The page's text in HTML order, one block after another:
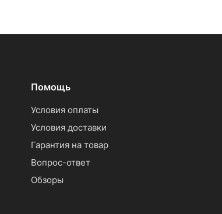
Помощь
Условия оплаты
Условия доставки
Гарантия на товар
Вопрос-ответ
Обзоры